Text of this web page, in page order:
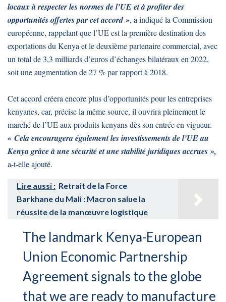
locaux à respecter les normes de l’UE et à profiter des
opportunités offertes par cet accord », a indiqué la Commission
européenne, rappelant que l’UE est la première destination des
exportations du Kenya et le deuxième partenaire commercial, avec
un total de 3,3 milliards d’euros d’échanges bilatéraux en 2022,
soit une augmentation de 27 % par rapport à 2018.
Cet accord créera encore plus d’opportunités pour les entreprises
kenyanes, car, précise la même source, il ouvrira pleinement le
marché de l’UE aux produits kenyans dès son entrée en vigueur.
« Cela encouragera également les investissements de l’UE au
Kenya grâce à une sécurité et une stabilité juridiques accrues »,
a-t-elle ajouté.
Lire aussi : Retrait de la Force
Barkhane du Mali : Macron salue la
réussite de la manœuvre logistique
The landmark Kenya-European
Union Economic Partnership
Agreement signals to the globe
that we are ready to manufacture